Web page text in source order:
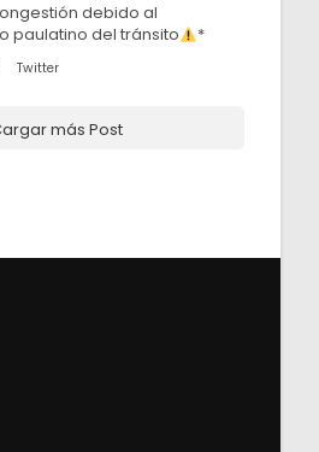
debido al
paulatino del tránsito
*
Twitter
más Post